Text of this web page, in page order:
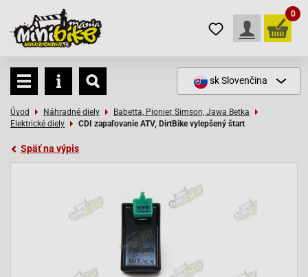
0
skSlovenčina
Úvod Náhradné diely
Babetta, Pionier, Simson, Jawa Betka
Elektrické diely
CDI zapaľovanie ATV, DirtBike vylepšený štart
Späť na výpis